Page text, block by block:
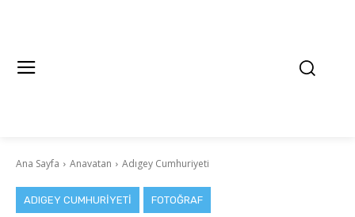
Ana Sayfa Anavatan Adıgey Cumhuriyeti
ADIGEY CUMHURIYETI FOTOĞRAF